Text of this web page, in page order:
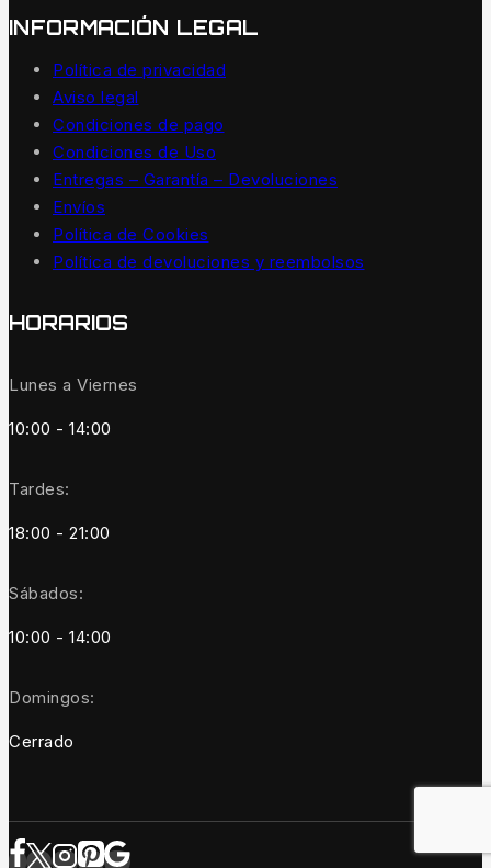
INFORMACIÓN LEGAL
Política de privacidad
Aviso legal
Condiciones de pago
Condiciones de Uso
Entregas – Garantía – Devoluciones
Envíos
Política de Cookies
Política de devoluciones y reembolsos
HORARIOS
Lunes a Viernes
10:00 - 14:00
Tardes:
18:00 - 21:00
Sábados:
10:00 - 14:00
Domingos:
Cerrado